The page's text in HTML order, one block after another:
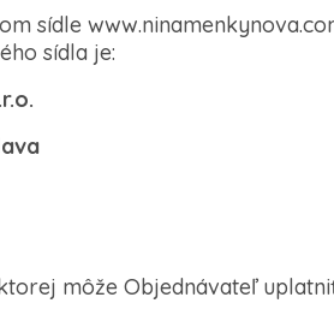
sídle
sídla je:
môže Objednávateľ